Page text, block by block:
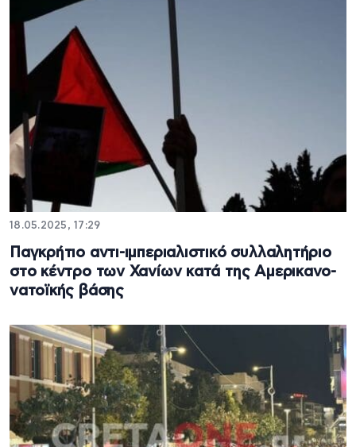
18.05.2025, 17:29
Παγκρήτιο αντι-ιμπεριαλιστικό συλλαλητήριο
στο κέντρο των Χανίων κατά της Αμερικανο-
νατοϊκής βάσης